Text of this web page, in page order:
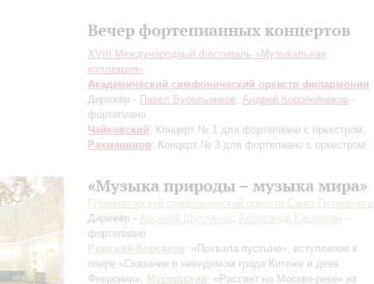
Вечер фортепианных концертов
XVIII Международный фестиваль «Музыкальная
коллекция»
Академический симфонический оркестр филармонии
Дирижёр - Павел Бубельников; Андрей Коробейников -
фортепиано
Чайковский: Концерт № 1 для фортепиано с оркестром;
Рахманинов: Концерт № 3 для фортепиано с оркестром
«Музыка природы – музыка мира»
Губернаторский симфонический оркестр Санкт-Петербурга
Дирижёр - Арсений Шупляков; Александр Кашпурин -
фортепиано
Римский-Корсаков: «Похвала пустыне», вступление к
опере «Сказание о невидимом граде Китеже и деве
Февронии»; Мусоргский: «Рассвет на Москве-реке» из